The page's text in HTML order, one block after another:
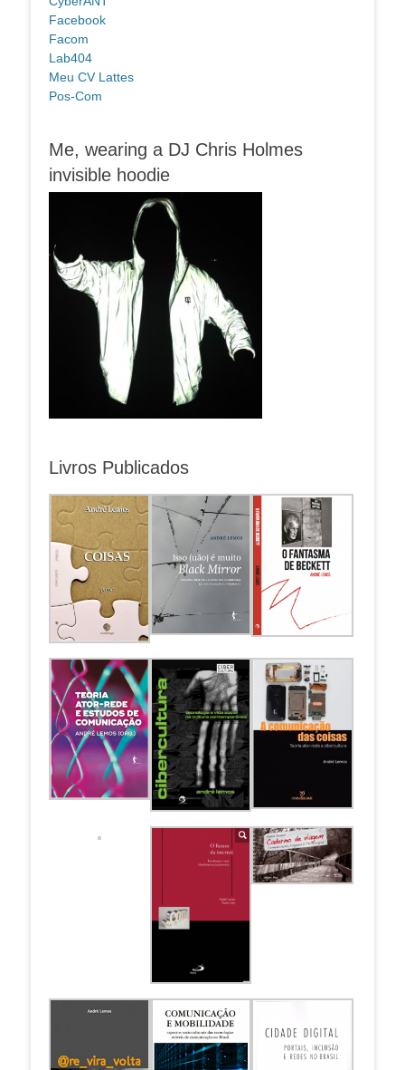
Facebook
Facom
Lab404
Meu CV Lattes
Pos-Com
Me, wearing a DJ Chris Holmes
invisible hoodie
Livros Publicados